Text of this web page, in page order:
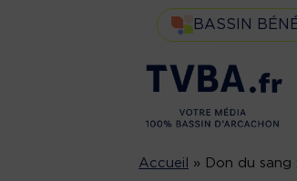
BASSIN
Accueil » Don du